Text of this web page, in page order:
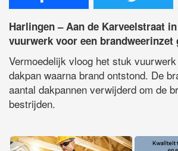
Harlingen – Aan de Karveelstraat
vuurwerk voor een brandweerinzet
Vermoedelijk vloog het stuk
dakpan waarna brand ontstond. De
aantal dakpannen verwijderd om de
bestrijden.